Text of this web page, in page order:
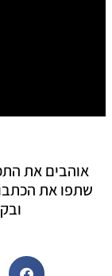
אוהבים את
שתפו את